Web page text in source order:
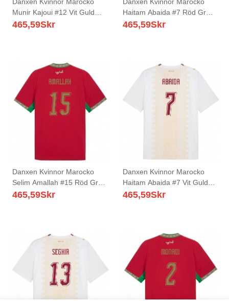
Munir Kajoui #12 Vit Guld
Röd Bortatröja Matchtröjor
465,59Skr
Haitam Abaida #7 Röd Grön
Vit Hemmatröja Matchtröjor
465,59Skr
Danxen Kvinnor Marocko
Selim Amallah #15 Röd Grön
Vit Hemmatröja Matchtröjor
465,59Skr
Danxen Kvinnor Marocko
Haitam Abaida #7 Vit Guld
Röd Bortatröja Matchtröjor
465,59Skr